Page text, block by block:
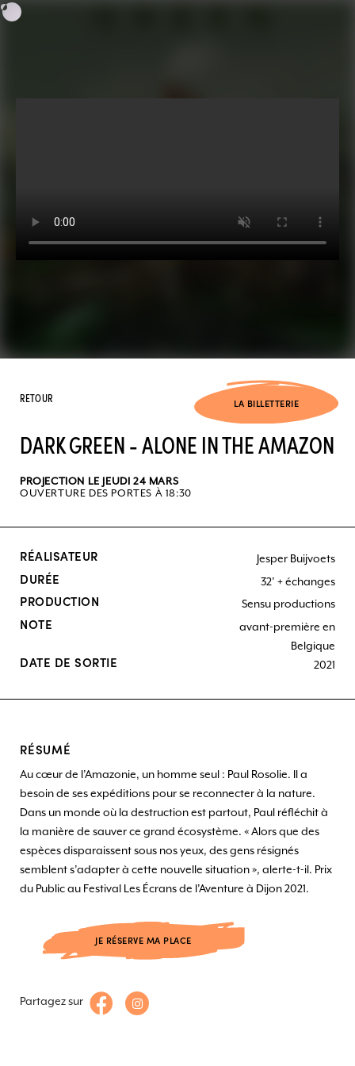
RETOUR
DARK GREEN - ALONE IN THE AMAZON
LA BILLETTERIE
PROJECTION LE JEUDI 24 MARS
OUVERTURE DES PORTES À 18:30
RÉALISATEUR Jesper Buijvoets
DURÉE 32’ + échanges
PRODUCTION Sensu productions
NOTE
avant-première en
Belgique
DATE DE SORTIE 2021
RÉSUMÉ
Au cœur de l’Amazonie, un homme seul : Paul Rosolie. Il a
besoin de ses expéditions pour se reconnecter à la nature.
Dans un monde où la destruction est partout, Paul réfléchit à
la manière de sauver ce grand écosystème. « Alors que des
espèces disparaissent sous nos yeux, des gens résignés
semblent s’adapter à cette nouvelle situation », alerte-t-il. Prix
du Public au Festival Les Écrans de l’Aventure à Dijon 2021.
JE RÉSERVE MA PLACE
Partagez sur